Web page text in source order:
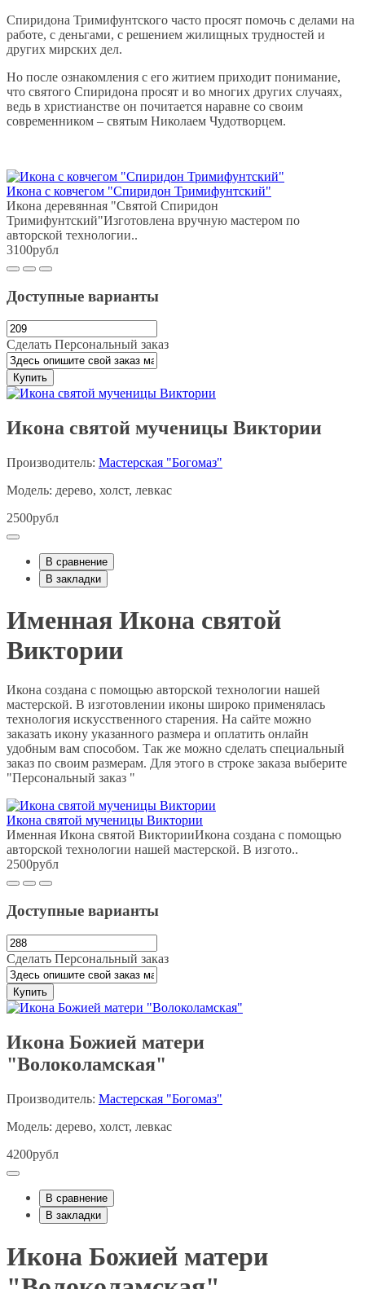
Спиридона Тримифунтского часто просят помочь с делами на
работе, с деньгами, с решением жилищных трудностей и
других мирских дел.
Но после ознакомления с его житием приходит понимание,
что святого Спиридона просят и во многих других случаях,
ведь в христианстве он почитается наравне со своим
современником – святым Николаем Чудотворцем.
Икона с ковчегом "Спиридон Тримифунтский"
Икона деревянная "Святой Спиридон
Тримифунтский"Изготовлена вручную мастером по
авторской технологии..
3100рубл
Доступные варианты
Сделать Персональный заказ
Купить
Икона святой мученицы Виктории
Производитель: Мастерская "Богомаз"
Модель: дерево, холст, левкас
2500рубл
В сравнение
В закладки
Именная Икона святой
Виктории
Икона создана с помощью авторской технологии нашей
мастерской. В изготовлении иконы широко применялась
технология искусственного старения. На сайте можно
заказать икону указанного размера и оплатить онлайн
удобным вам способом. Так же можно сделать специальный
заказ по своим размерам. Для этого в строке заказа выберите
"Персональный заказ "
Икона святой мученицы Виктории
Именная Икона святой ВикторииИкона создана с помощью
авторской технологии нашей мастерской. В изгото..
2500рубл
Доступные варианты
Сделать Персональный заказ
Купить
Икона Божией матери
"Волоколамская"
Производитель: Мастерская "Богомаз"
Модель: дерево, холст, левкас
4200рубл
В сравнение
В закладки
Икона Божией матери